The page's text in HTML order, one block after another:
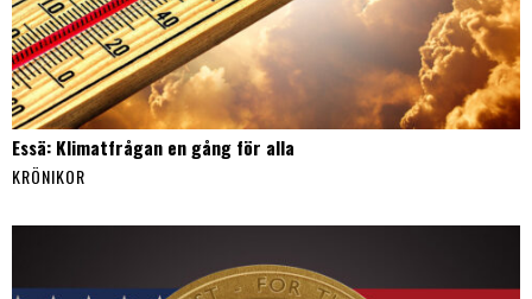
Essä: Klimatfrågan en gång för alla
KRÖNIKOR